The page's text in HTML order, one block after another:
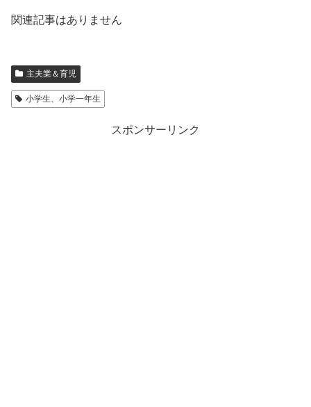
関連記事はありません
主夫業＆育児
小学生、小学一年生
スポンサーリンク